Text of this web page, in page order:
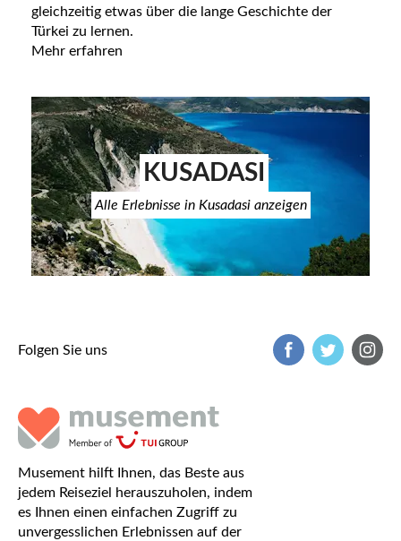
gleichzeitig etwas über die lange Geschichte der
Türkei zu lernen.
Mehr erfahren
KUSADASI
Alle Erlebnisse in Kusadasi anzeigen
Folgen Sie uns
Musement hilft Ihnen, das Beste aus
jedem Reiseziel herauszuholen, indem
es Ihnen einen einfachen Zugriff zu
unvergesslichen Erlebnissen auf der